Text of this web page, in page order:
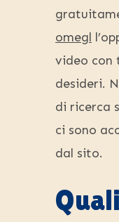
omegl
video con
desideri.
di ricerca
ci sono
dal sito.